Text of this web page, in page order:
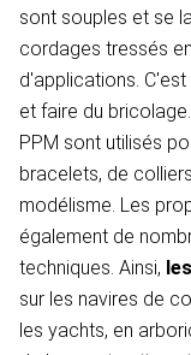
sont souples et se
cordages tressés
d'applications.
et faire du
PPM sont utilisés
bracelets, de
modélisme. Les
également de
techniques. Ainsi,
sur les navires de
les yachts, en